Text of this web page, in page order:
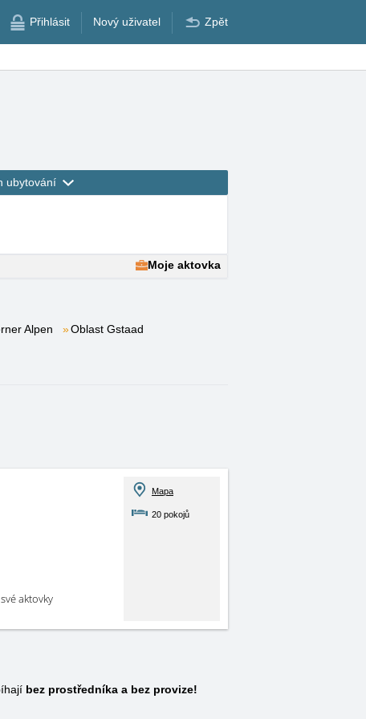
Přihlásit Nový uživatel Zpět
ubytování
Moje aktovka
Alpen
Oblast Gstaad
aktovky
Mapa
20 pokojů
bez prostředníka a bez provize!